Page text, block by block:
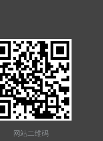
网站二维码